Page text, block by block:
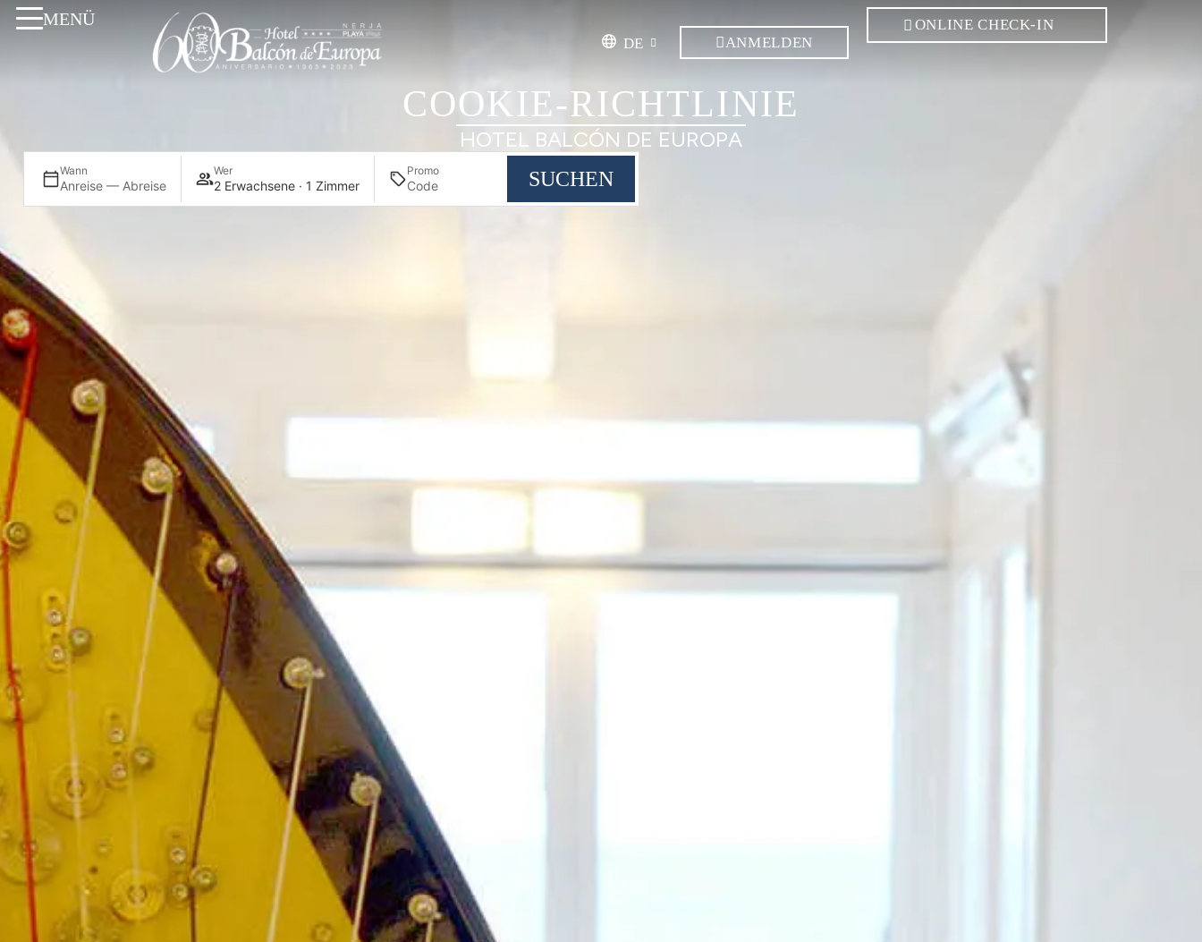
MENÜ
DE ANMELDEN
ONLINE CHECK-IN
COOKIE-RICHTLINIE
HOTEL BALCÓN DE EUROPA
Wann
Anreise — Abreise
Wer
2 Erwachsene · 1 Zimmer
Promo SUCHEN